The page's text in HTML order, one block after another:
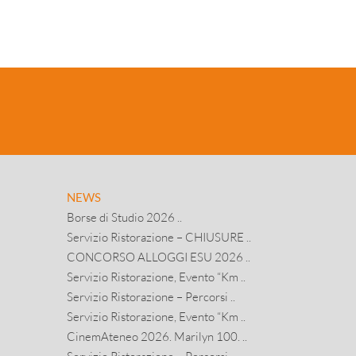
NEWS
Borse di Studio 2026 ..
Servizio Ristorazione – CHIUSURE ..
CONCORSO ALLOGGI ESU 2026 ..
Servizio Ristorazione, Evento “Km ..
Servizio Ristorazione – Percorsi ..
Servizio Ristorazione, Evento “Km ..
CinemAteneo 2026. Marilyn 100. ..